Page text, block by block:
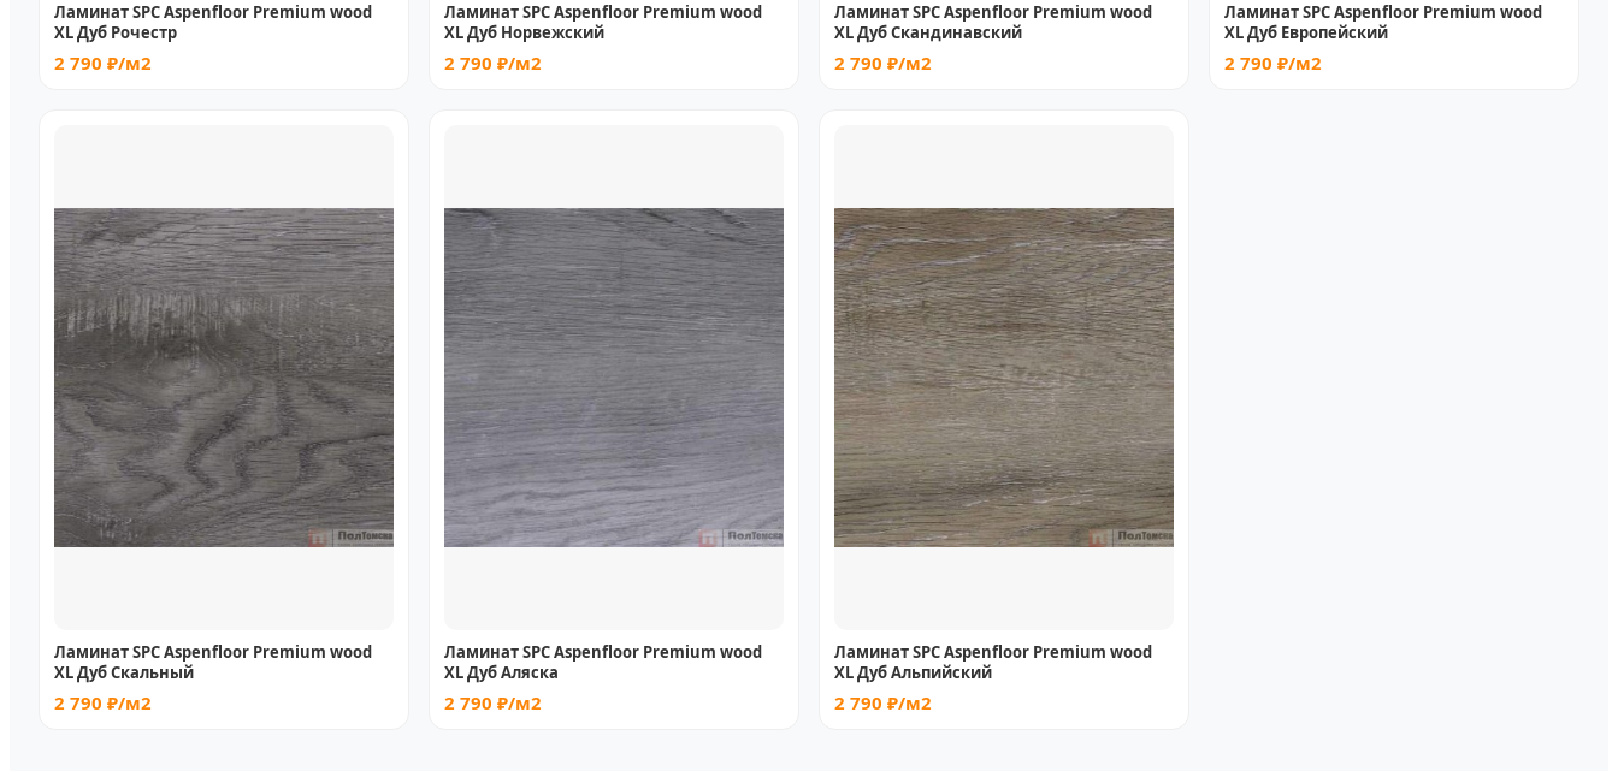
Ламинат SPC Aspenfloor Premium wood
XL Дуб Рочестр
2 790 ₽/м2
Ламинат SPC Aspenfloor Premium wood
XL Дуб Норвежский
2 790 ₽/м2
Ламинат SPC Aspenfloor Premium wood
XL Дуб Скандинавский
2 790 ₽/м2
Ламинат SPC Aspenfloor Premium wood
XL Дуб Европейский
2 790 ₽/м2
Ламинат SPC Aspenfloor Premium wood
XL Дуб Скальный
2 790 ₽/м2
Ламинат SPC Aspenfloor Premium wood
XL Дуб Аляска
2 790 ₽/м2
Ламинат SPC Aspenfloor Premium wood
XL Дуб Альпийский
2 790 ₽/м2